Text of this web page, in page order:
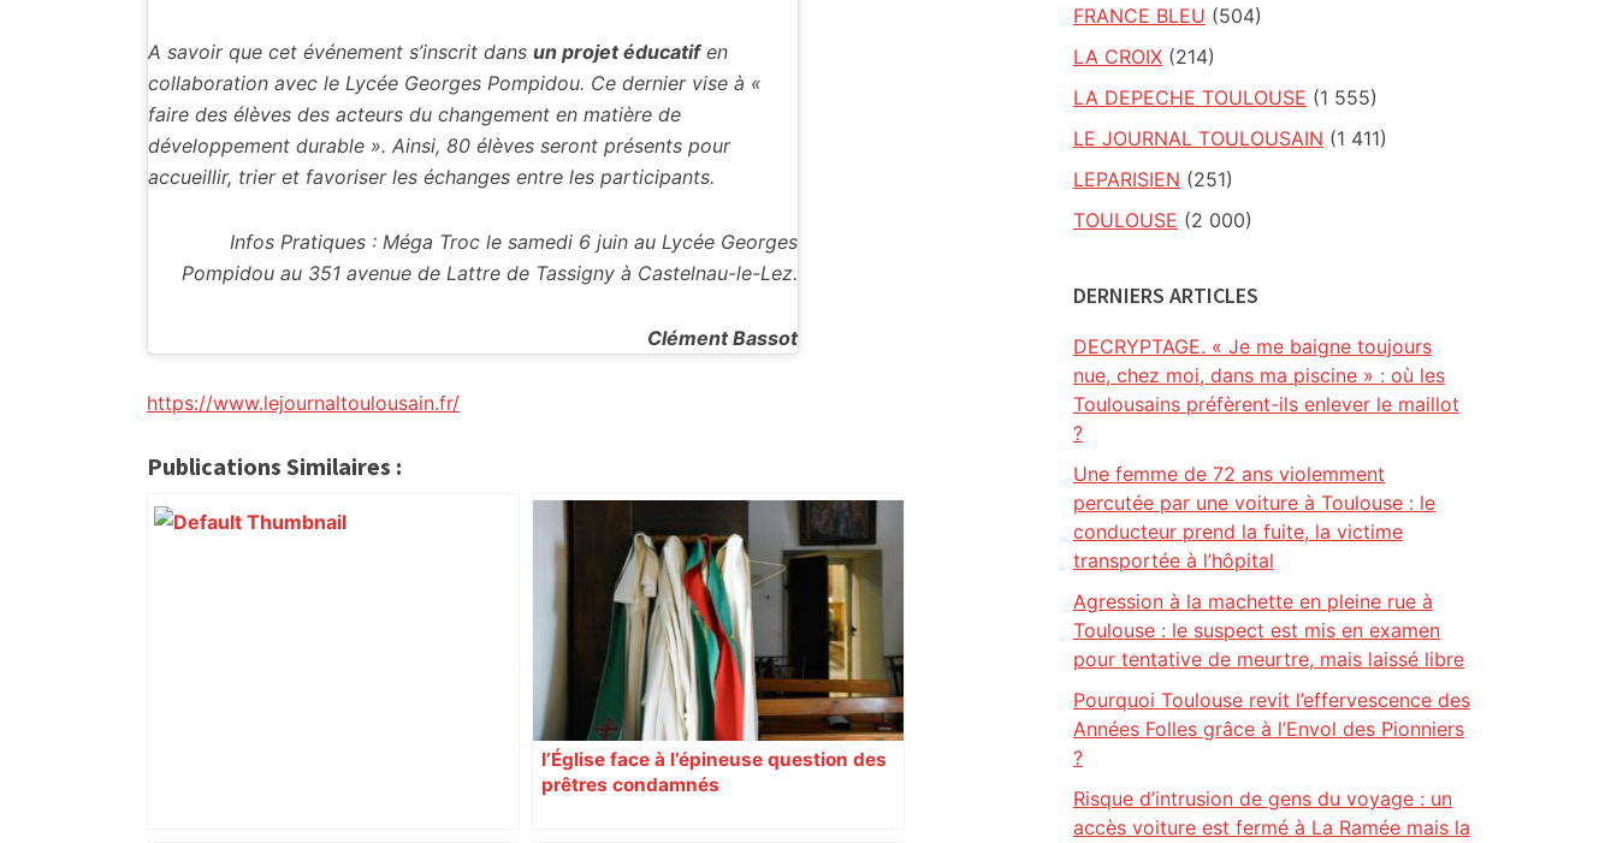
A savoir que cet événement s’inscrit dans un projet éducatifen
collaboration avec le Lycée Georges Pompidou. Ce dernier vise à «
faire des élèves des acteurs du changement en matière de
développement durable ». Ainsi, 80 élèves seront présents pour
accueillir, trier et favoriser les échanges entre les participants.
Infos Pratiques : Méga Troc le samedi 6 juin au Lycée Georges
Pompidou au 351 avenue de Lattre de Tassigny à Castelnau-le-Lez.
Clément Bassot
https://www.lejournaltoulousain.fr/
Publications Similaires :
l’Église face à l’épineuse question des
prêtres condamnés
FRANCE BLEU (504)
LA CROIX (214)
LA DEPECHE TOULOUSE (1 555)
LE JOURNAL TOULOUSAIN (1 411)
LEPARISIEN (251)
TOULOUSE (2 000)
DERNIERS ARTICLES
DECRYPTAGE. « Je me baigne toujours
nue, chez moi, dans ma piscine » : où les
Toulousains préfèrent-ils enlever le maillot
?
Une femme de 72 ans violemment
percutée par une voiture à Toulouse : le
conducteur prend la fuite, la victime
transportée à l’hôpital
Agression à la machette en pleine rue à
Toulouse : le suspect est mis en examen
pour tentative de meurtre, mais laissé libre
Pourquoi Toulouse revit l’effervescence des
Années Folles grâce à l’Envol des Pionniers
?
Risque d’intrusion de gens du voyage : un
accès voiture est fermé à La Ramée mais la